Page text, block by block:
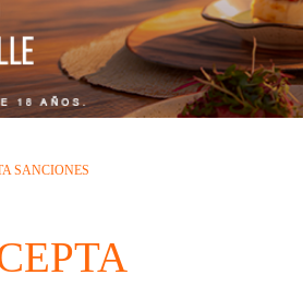
SANCIONES